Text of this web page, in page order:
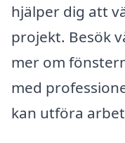
hjälper dig att
projekt. Besök
mer om
med
kan utföra